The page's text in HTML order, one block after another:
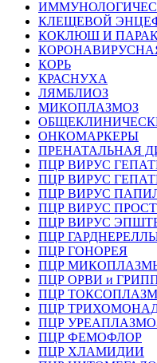
КЛЕЩЕВОЙ
КОКЛЮШ И
КОРЬ
КРАСНУХА
ЛЯМБЛИОЗ
МИКОПЛАЗМОЗ
ОНКОМАРКЕРЫ
ПРЕНАТАЛЬНАЯ
ПЦР ВИРУС
ПЦР ВИРУС
ПЦР ВИРУС
ПЦР ВИРУС
ПЦР ВИРУС
ПЦР
ПЦР ГОНОРЕЯ
ПЦР
ПЦР ОРВИ и
ПЦР
ПЦР
ПЦР
ПЦР ФЕМОФЛОР
ПЦР ХЛАМИДИИ